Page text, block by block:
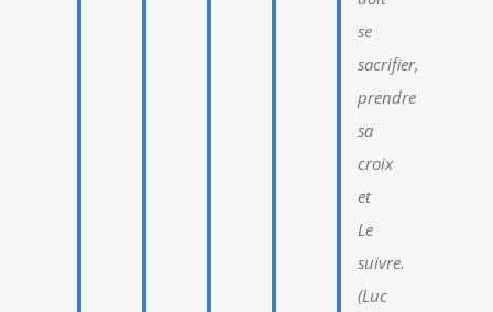
se
sacrifier,
prendre
sa
croix
et
Le
suivre.
(Luc